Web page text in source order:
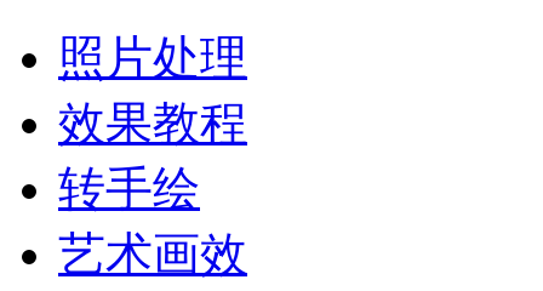
照片处理
效果教程
转手绘
艺术画效